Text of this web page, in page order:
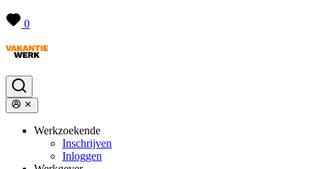
0
Werkzoekende
Inschrijven
Inloggen